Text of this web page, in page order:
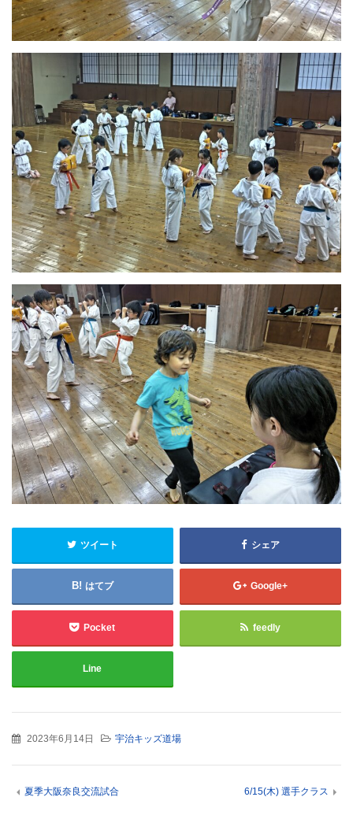
ツイート シェア
はてブ Google+
Pocket feedly
Line
2023年6月14日 宇治キッズ道場
夏季大阪奈良交流試合 6/15(木) 選手クラス